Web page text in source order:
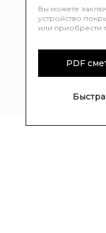
Вы можете
устройство
или приобрести
PDF